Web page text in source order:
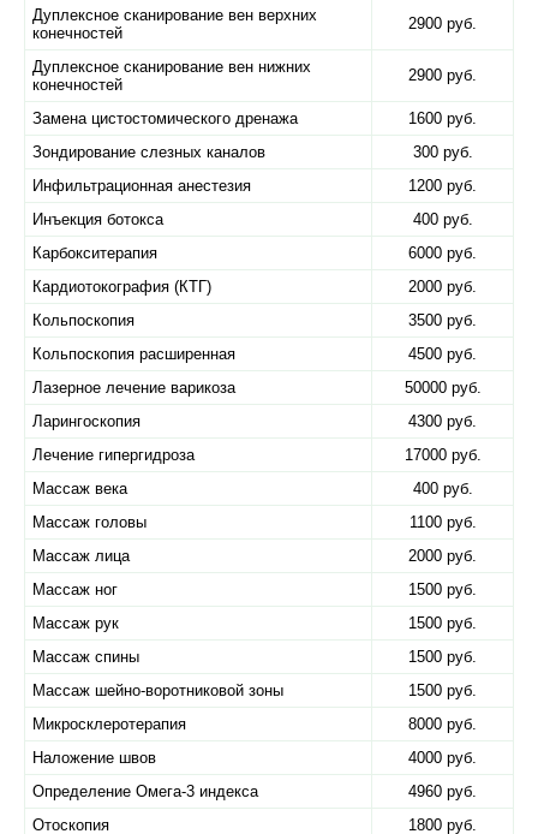
Дуплексное сканирование вен верхних
конечностей
2900 руб.
Дуплексное сканирование вен нижних
конечностей
2900 руб.
Замена цистостомического дренажа
1600 руб.
Зондирование слезных каналов
300 руб.
Инфильтрационная анестезия
1200 руб.
Инъекция ботокса
400 руб.
Карбокситерапия
6000 руб.
Кардиотокография (КТГ)
2000 руб.
Кольпоскопия
3500 руб.
Кольпоскопия расширенная
4500 руб.
Лазерное лечение варикоза
50000 руб.
Ларингоскопия
4300 руб.
Лечение гипергидроза
17000 руб.
Массаж века
400 руб.
Массаж головы
1100 руб.
Массаж лица
2000 руб.
Массаж ног
1500 руб.
Массаж рук
1500 руб.
Массаж спины
1500 руб.
Массаж шейно-воротниковой зоны
1500 руб.
Микросклеротерапия
8000 руб.
Наложение швов
4000 руб.
Определение Омега-3 индекса
4960 руб.
Отоскопия
1800 руб.